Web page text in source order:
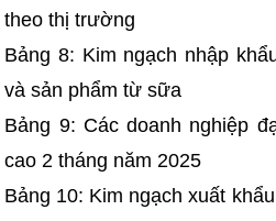
theo thị trường
Bảng 8: Kim ngạch nhập
và sản phẩm từ sữa
Bảng 9: Các doanh nghiệp
cao 2 tháng năm 2025
Bảng 10: Kim ngạch xuất